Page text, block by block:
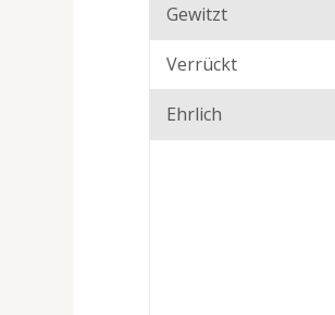
Gewitzt
Verrückt
Ehrlich